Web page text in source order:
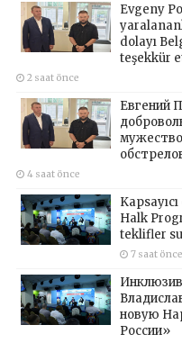
Evgeny
dolayı
teşekkür
2 saat önce
Евгений
4 saat önce
Halk
teklifler
7 saat önce
новую
России»